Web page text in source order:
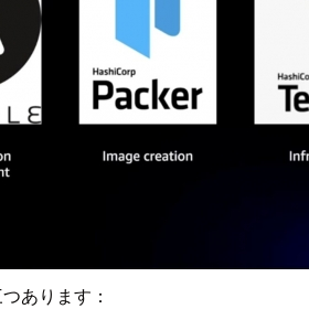
あります：